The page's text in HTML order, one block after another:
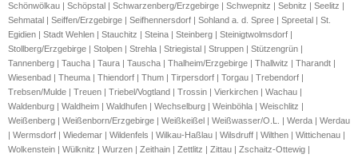
Schönwölkau | Schöpstal | Schwarzenberg/Erzgebirge | Schwepnitz | Sebnitz | Seelitz |
Sehmatal | Seiffen/Erzgebirge | Seifhennersdorf | Sohland a. d. Spree | Spreetal | St.
Egidien | Stadt Wehlen | Stauchitz | Steina | Steinberg | Steinigtwolmsdorf |
Stollberg/Erzgebirge | Stolpen | Strehla | Striegistal | Struppen | Stützengrün |
Tannenberg | Taucha | Taura | Tauscha | Thalheim/Erzgebirge | Thallwitz | Tharandt |
Wiesenbad | Theuma | Thiendorf | Thum | Tirpersdorf | Torgau | Trebendorf |
Trebsen/Mulde | Treuen | Triebel/Vogtland | Trossin | Vierkirchen | Wachau |
Waldenburg | Waldheim | Waldhufen | Wechselburg | Weinböhla | Weischlitz |
Weißenberg | Weißenborn/Erzgebirge | Weißkeißel | Weißwasser/O.L. | Werda | Werdau
| Wermsdorf | Wiedemar | Wildenfels | Wilkau-Haßlau | Wilsdruff | Wilthen | Wittichenau |
Wolkenstein | Wülknitz | Wurzen | Zeithain | Zettlitz | Zittau | Zschaitz-Ottewig |